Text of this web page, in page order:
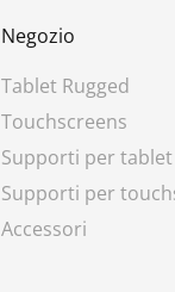
Negozio
Tablet Rugged
Touchscreens
Supporti per tablet
Supporti per
Accessori